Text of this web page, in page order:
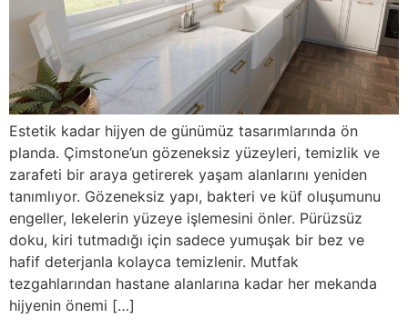
Estetik kadar hijyen de günümüz tasarımlarında ön
planda. Çimstone’un gözeneksiz yüzeyleri, temizlik ve
zarafeti bir araya getirerek yaşam alanlarını yeniden
tanımlıyor. Gözeneksiz yapı, bakteri ve küf oluşumunu
engeller, lekelerin yüzeye işlemesini önler. Pürüzsüz
doku, kiri tutmadığı için sadece yumuşak bir bez ve
hafif deterjanla kolayca temizlenir. Mutfak
tezgahlarından hastane alanlarına kadar her mekanda
hijyenin önemi […]